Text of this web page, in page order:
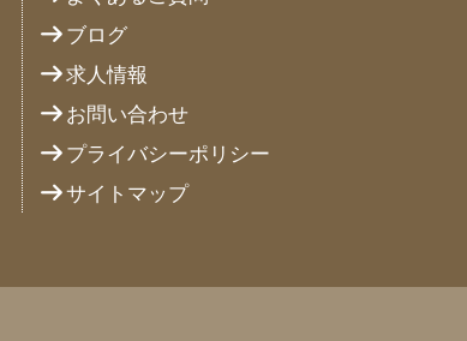
ブログ
求人情報
お問い合わせ
プライバシーポリシー
サイトマップ